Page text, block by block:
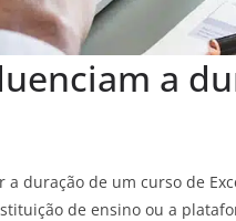
a
a duração de um curso de
de ensino ou a